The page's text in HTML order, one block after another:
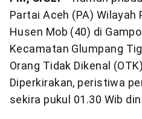
Partai Aceh (PA) Wilayah
Husen Mob (40) di
Kecamatan Glumpang
Orang Tidak Dikenal
Diperkirakan, peristiwa
sekira pukul 01.30 Wib